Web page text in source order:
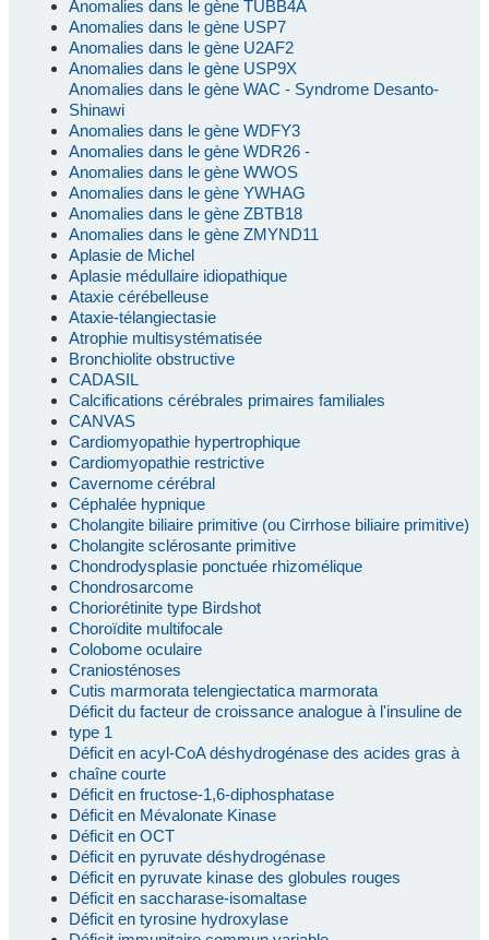
Anomalies dans le gène TUBB4A
Anomalies dans le gène USP7
Anomalies dans le gène U2AF2
Anomalies dans le gène USP9X
Anomalies dans le gène WAC - Syndrome Desanto-
Shinawi
Anomalies dans le gène WDFY3
Anomalies dans le gène WDR26 -
Anomalies dans le gène WWOS
Anomalies dans le gène YWHAG
Anomalies dans le gène ZBTB18
Anomalies dans le gène ZMYND11
Aplasie de Michel
Aplasie médullaire idiopathique
Ataxie cérébelleuse
Ataxie-télangiectasie
Atrophie multisystématisée
Bronchiolite obstructive
CADASIL
Calcifications cérébrales primaires familiales
CANVAS
Cardiomyopathie hypertrophique
Cardiomyopathie restrictive
Cavernome cérébral
Céphalée hypnique
Cholangite biliaire primitive (ou Cirrhose biliaire primitive)
Cholangite sclérosante primitive
Chondrodysplasie ponctuée rhizomélique
Chondrosarcome
Choriorétinite type Birdshot
Choroïdite multifocale
Colobome oculaire
Craniosténoses
Cutis marmorata telengiectatica marmorata
Déficit du facteur de croissance analogue à l'insuline de
type 1
Déficit en acyl-CoA déshydrogénase des acides gras à
chaîne courte
Déficit en fructose-1,6-diphosphatase
Déficit en Mévalonate Kinase
Déficit en OCT
Déficit en pyruvate déshydrogénase
Déficit en pyruvate kinase des globules rouges
Déficit en saccharase-isomaltase
Déficit en tyrosine hydroxylase